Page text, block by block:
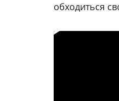
обходиться